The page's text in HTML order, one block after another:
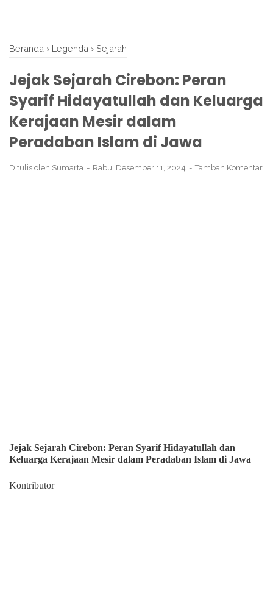
Beranda › Legenda › Sejarah
Jejak Sejarah Cirebon: Peran
Syarif Hidayatullah dan Keluarga
Kerajaan Mesir dalam
Peradaban Islam di Jawa
Ditulis oleh Sumarta Rabu, Desember 11, 2024 Tambah Komentar
Jejak Sejarah Cirebon: Peran Syarif Hidayatullah dan
Keluarga Kerajaan Mesir dalam Peradaban Islam di Jawa
Kontributor